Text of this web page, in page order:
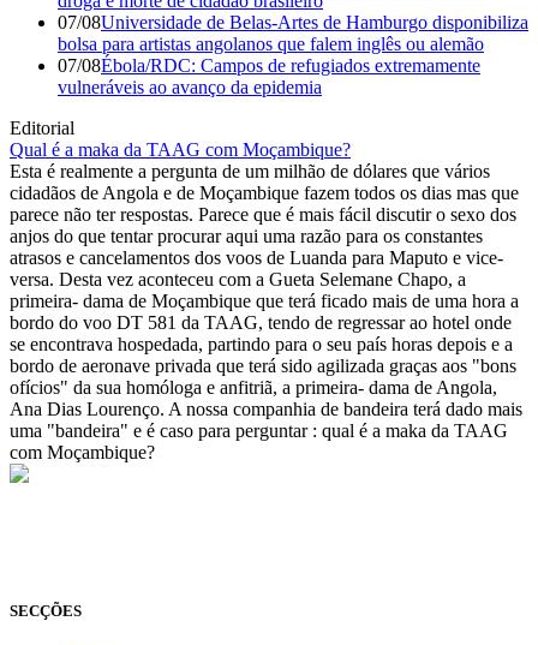
07/08Universidade de Belas-Artes de Hamburgo disponibiliza
bolsa para artistas angolanos que falem inglês ou alemão
07/08Ébola/RDC: Campos de refugiados extremamente
vulneráveis ao avanço da epidemia
Editorial
Qual é a maka da TAAG com Moçambique?
Esta é realmente a pergunta de um milhão de dólares que vários
cidadãos de Angola e de Moçambique fazem todos os dias mas que
parece não ter respostas. Parece que é mais fácil discutir o sexo dos
anjos do que tentar procurar aqui uma razão para os constantes
atrasos e cancelamentos dos voos de Luanda para Maputo e vice-
versa. Desta vez aconteceu com a Gueta Selemane Chapo, a
primeira- dama de Moçambique que terá ficado mais de uma hora a
bordo do voo DT 581 da TAAG, tendo de regressar ao hotel onde
se encontrava hospedada, partindo para o seu país horas depois e a
bordo de aeronave privada que terá sido agilizada graças aos "bons
ofícios" da sua homóloga e anfitriã, a primeira- dama de Angola,
Ana Dias Lourenço. A nossa companhia de bandeira terá dado mais
uma "bandeira" e é caso para perguntar : qual é a maka da TAAG
com Moçambique?
SECÇÕES